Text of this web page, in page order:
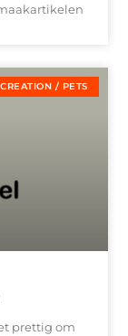
/ PETS
prettig om